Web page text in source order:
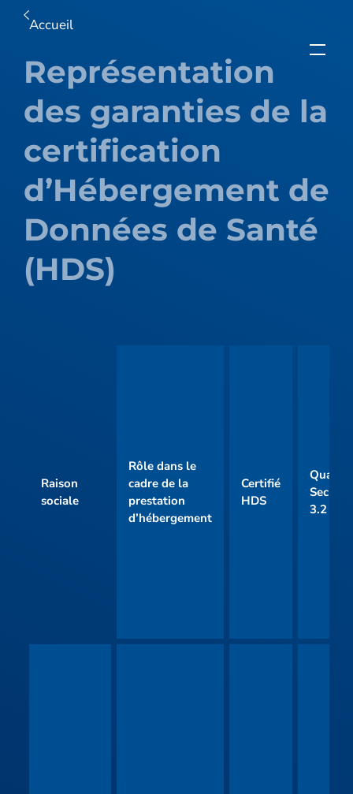
Accueil
Représentation
des garanties de la
certification
d’Hébergement de
Données de Santé
(HDS)
Raison
sociale
Rôle dans le
cadre de la
prestation
d’hébergement
Certifié
HDS
Qualifié
3.2